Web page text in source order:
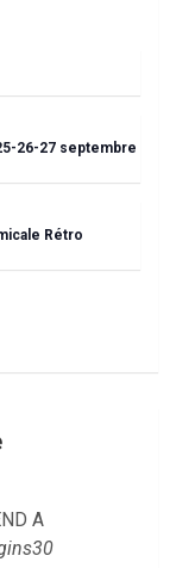
26-27 septembre
Rétro
A